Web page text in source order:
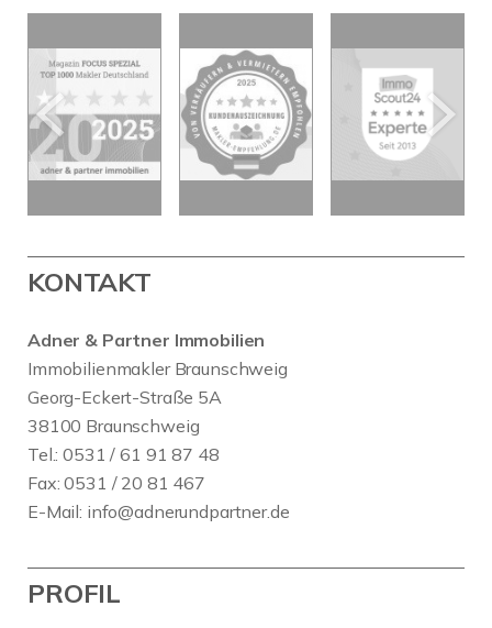
KONTAKT
Adner & Partner Immobilien
Immobilienmakler Braunschweig
Georg-Eckert-Straße 5A
38100 Braunschweig
Tel.: 0531 / 61 91 87 48
Fax: 0531 / 20 81 467
E-Mail: info@adnerundpartner.de
PROFIL